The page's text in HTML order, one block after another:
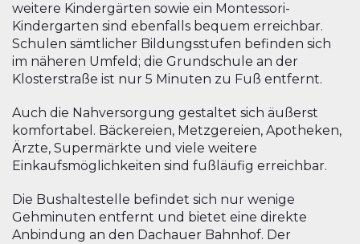
weitere Kindergärten sowie ein Montessori-
Kindergarten sind ebenfalls bequem erreichbar.
Schulen sämtlicher Bildungsstufen befinden sich
im näheren Umfeld; die Grundschule an der
Klosterstraße ist nur 5 Minuten zu Fuß entfernt.
Auch die Nahversorgung gestaltet sich äußerst
komfortabel. Bäckereien, Metzgereien, Apotheken,
Ärzte, Supermärkte und viele weitere
Einkaufsmöglichkeiten sind fußläufig erreichbar.
Die Bushaltestelle befindet sich nur wenige
Gehminuten entfernt und bietet eine direkte
Anbindung an den Dachauer Bahnhof. Der